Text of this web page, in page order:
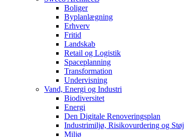
Boliger
Byplanlægning
Erhverv
Fritid
Landskab
Retail og Logistik
Spaceplanning
Transformation
Undervisning
Vand, Energi og Industri
Biodiversitet
Energi
Den Digitale Renoveringsplan
Industrimiljø, Risikovurdering og Støj
Miljø